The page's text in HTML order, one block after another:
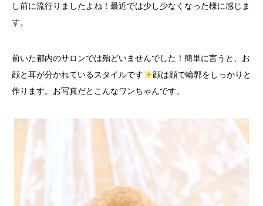
し前に流行りましたよね！最近では少し少なくなった様に感じま
す。
前いた都内のサロンでは殆どいませんでした！簡単に言うと、お
顔と耳が分かれているスタイルです
顔は顔で輪郭をしっかりと
作ります。お写真だとこんなワンちゃんです。